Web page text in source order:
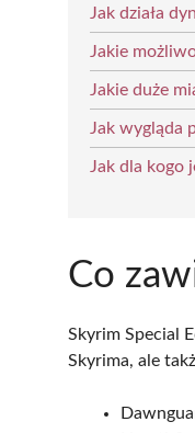
Jak działa
Jakie
Jakie duże
Jak wygląda
Jak dla kogo
Co
Skyrim Special
Skyrima, ale